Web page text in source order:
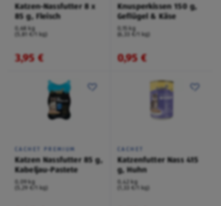
Katzen-Nassfutter 8 x
85 g, Fleisch
0,68 kg
(5,81 €/1 kg)
3,95 €
Knusperkissen 150 g,
Geflügel & Käse
0,15 kg
(6,33 €/1 kg)
0,95 €
CACHET PREMIUM
Katzen Nassfutter 85 g,
Kabeljau-Pastete
0,09 kg
(5,29 €/1 kg)
CACHET
Katzenfutter Nass 415
g, Huhn
0,42 kg
(1,33 €/1 kg)